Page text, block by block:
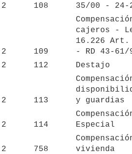
2 108
35/00 - 24-
2 109
cajeros -
16.226 Art.
- RD 43-61/
2
112 Destajo
2 113
y guardias
2 114
Especial
2 758
vivienda